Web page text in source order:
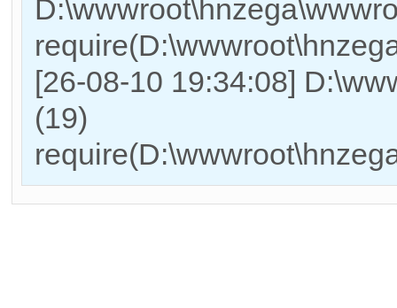
[26-08-10 19:34:08]
(19)